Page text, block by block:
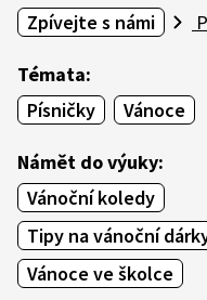
Zpívejte s námi
Témata:
Písničky
Vánoce
Námět do výuky:
Vánoční koledy
Tipy na vánoční
Vánoce ve školce